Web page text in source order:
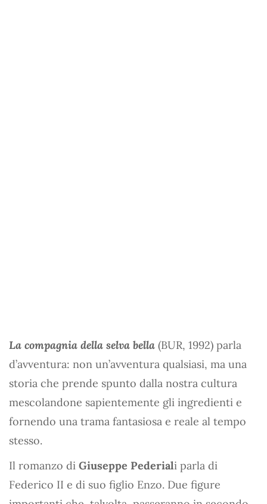
La compagnia della selva bella (BUR, 1992) parla
d’avventura: non un’avventura qualsiasi, ma una
storia che prende spunto dalla nostra cultura
mescolandone sapientemente gli ingredienti e
fornendo una trama fantasiosa e reale al tempo
stesso.
Il romanzo di Giuseppe Pederiali parla di
Federico II e di suo figlio Enzo. Due figure